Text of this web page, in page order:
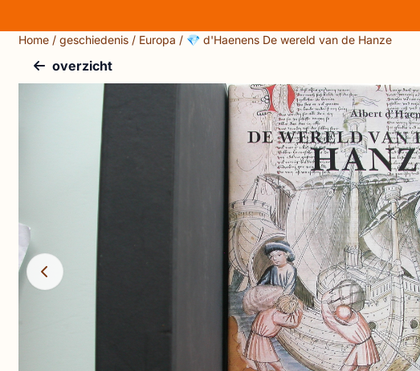
Home / geschiedenis / Europa / 💎 d'Haenens De wereld van de Hanze
overzicht